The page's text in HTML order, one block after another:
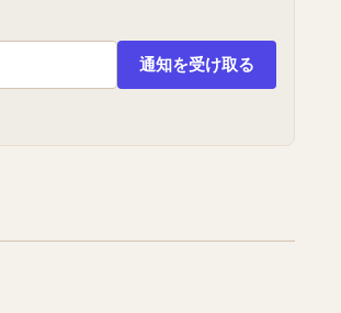
通知を受け取る